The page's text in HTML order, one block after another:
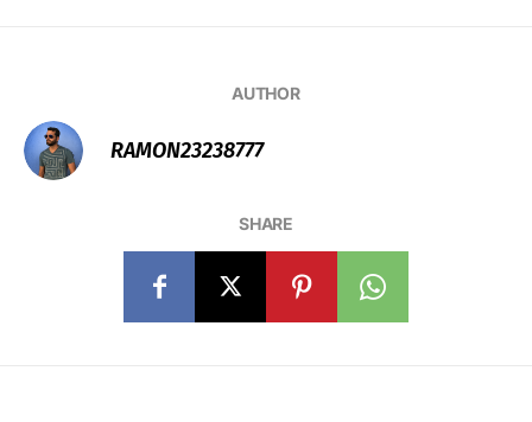
AUTHOR
RAMON23238777
SHARE